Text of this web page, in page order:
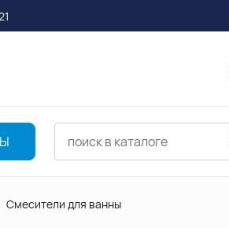
Смесители для ванны